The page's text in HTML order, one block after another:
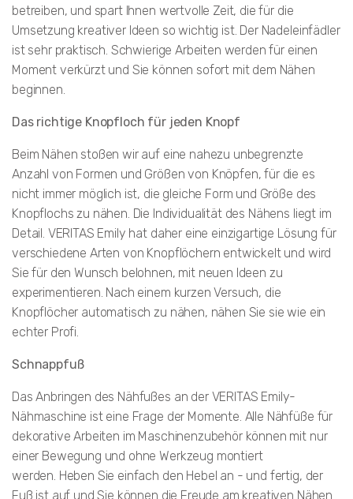
betreiben, und spart Ihnen wertvolle Zeit, die für die
Umsetzung kreativer Ideen so wichtig ist. Der Nadeleinfädler
ist sehr praktisch. Schwierige Arbeiten werden für einen
Moment verkürzt und Sie können sofort mit dem Nähen
beginnen.
Das richtige Knopfloch für jeden Knopf
Beim Nähen stoßen wir auf eine nahezu unbegrenzte
Anzahl von Formen und Größen von Knöpfen, für die es
nicht immer möglich ist, die gleiche Form und Größe des
Knopflochs zu nähen. Die Individualität des Nähens liegt im
Detail. VERITAS Emily hat daher eine einzigartige Lösung für
verschiedene Arten von Knopflöchern entwickelt und wird
Sie für den Wunsch belohnen, mit neuen Ideen zu
experimentieren. Nach einem kurzen Versuch, die
Knopflöcher automatisch zu nähen, nähen Sie sie wie ein
echter Profi.
Schnappfuß
Das Anbringen des Nähfußes an der VERITAS Emily-
Nähmaschine ist eine Frage der Momente. Alle Nähfüße für
dekorative Arbeiten im Maschinenzubehör können mit nur
einer Bewegung und ohne Werkzeug montiert
werden. Heben Sie einfach den Hebel an - und fertig, der
Fuß ist auf und Sie können die Freude am kreativen Nähen